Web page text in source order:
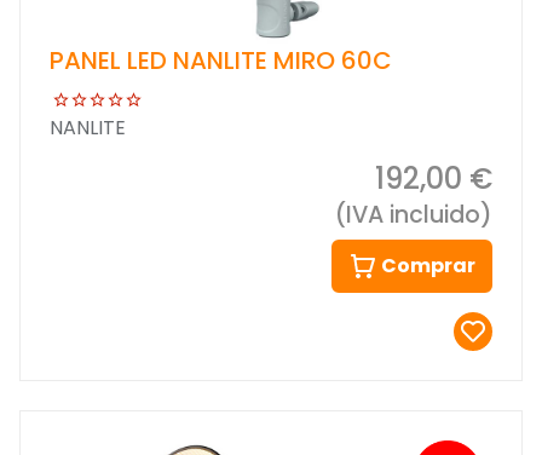
PANEL LED NANLITE MIRO 60C
NANLITE
192,00 €
(IVA incluido)
Comprar